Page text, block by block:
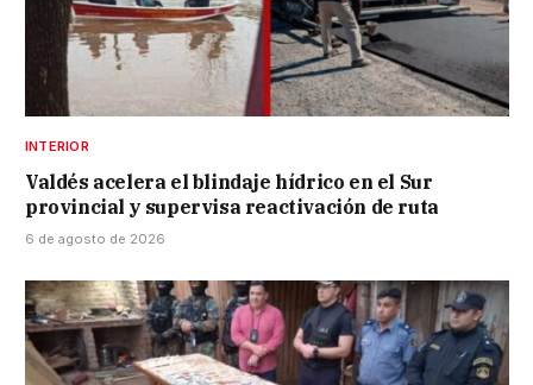
INTERIOR
Valdés acelera el blindaje hídrico en el Sur
provincial y supervisa reactivación de ruta
6 de agosto de 2026